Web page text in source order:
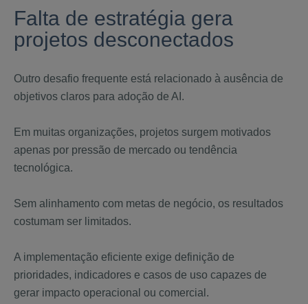
Falta de estratégia gera
projetos desconectados
Outro desafio frequente está relacionado à ausência de
objetivos claros para adoção de AI.
Em muitas organizações, projetos surgem motivados
apenas por pressão de mercado ou tendência
tecnológica.
Sem alinhamento com metas de negócio, os resultados
costumam ser limitados.
A implementação eficiente exige definição de
prioridades, indicadores e casos de uso capazes de
gerar impacto operacional ou comercial.